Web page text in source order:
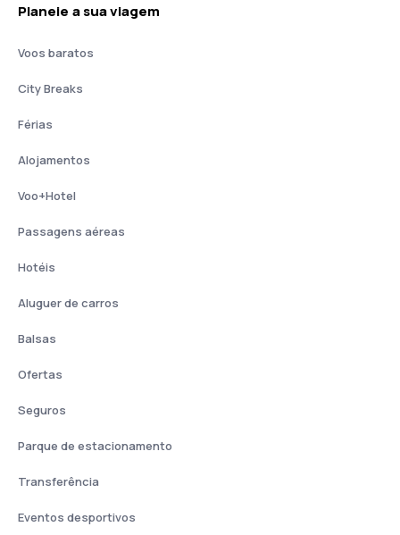
Planeie a sua viagem
Voos baratos
City Breaks
Férias
Alojamentos
Voo+Hotel
Passagens aéreas
Hotéis
Aluguer de carros
Balsas
Ofertas
Seguros
Parque de estacionamento
Transferência
Eventos desportivos